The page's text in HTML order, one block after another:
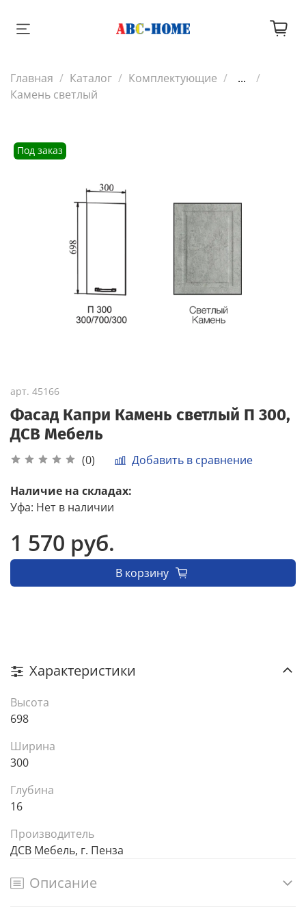
Главная Каталог Комплектующие
...
Камень светлый
Под заказ
арт. 45166
Фасад Капри Камень светлый П 300,
ДСВ Мебель
(0) Добавить в сравнение
Наличие на складах:
Уфа: Нет в наличии
1 570 руб.
В корзину
Характеристики
Высота
698
Ширина
300
Глубина
16
Производитель
ДСВ Мебель, г. Пенза
Описание